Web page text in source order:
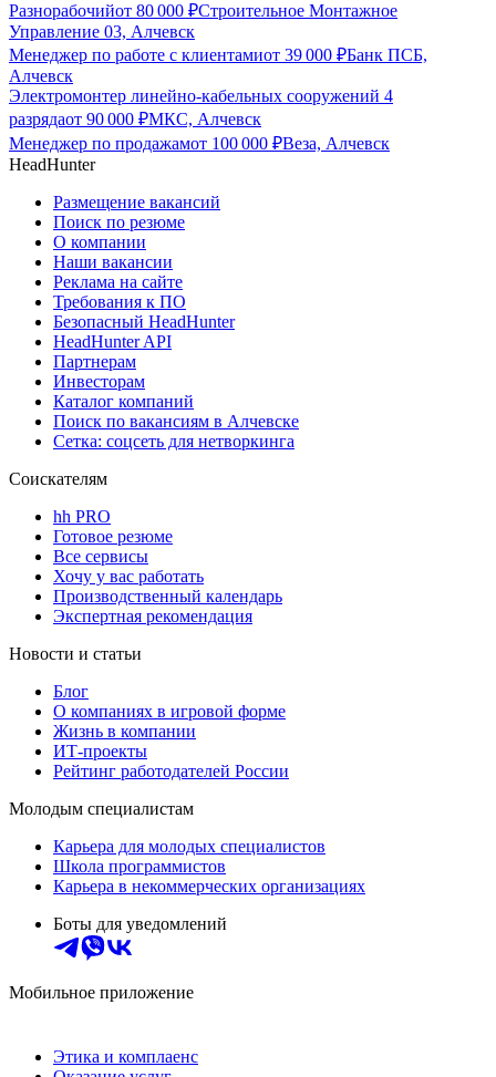
Разнорабочийот 80 000 ₽Строительное Монтажное
Управление 03, Алчевск
Менеджер по работе с клиентамиот 39 000 ₽Банк ПСБ,
Алчевск
Электромонтер линейно-кабельных сооружений 4
разрядаот 90 000 ₽МКС, Алчевск
Менеджер по продажамот 100 000 ₽Веза, Алчевск
HeadHunter
Размещение вакансий
Поиск по резюме
О компании
Наши вакансии
Реклама на сайте
Требования к ПО
Безопасный HeadHunter
HeadHunter API
Партнерам
Инвесторам
Каталог компаний
Поиск по вакансиям в Алчевске
Сетка: соцсеть для нетворкинга
Соискателям
hh PRO
Готовое резюме
Все сервисы
Хочу у вас работать
Производственный календарь
Экспертная рекомендация
Новости и статьи
Блог
О компаниях в игровой форме
Жизнь в компании
ИТ-проекты
Рейтинг работодателей России
Молодым специалистам
Карьера для молодых специалистов
Школа программистов
Карьера в некоммерческих организациях
Боты для уведомлений
Мобильное приложение
Этика и комплаенс